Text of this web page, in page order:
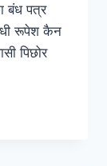
बंध पत्र
रूपेश कैन
पिछोर